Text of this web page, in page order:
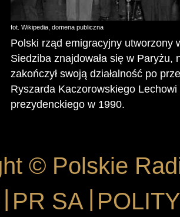
fot. Wikipedia, domena publiczna
Polski rząd emigracyjny utworzony
Siedziba znajdowała się w
zakończył swoją działalność po
Ryszarda Kaczorowskiego
prezydenckiego w 1990.
© Polskie
| PR SA |